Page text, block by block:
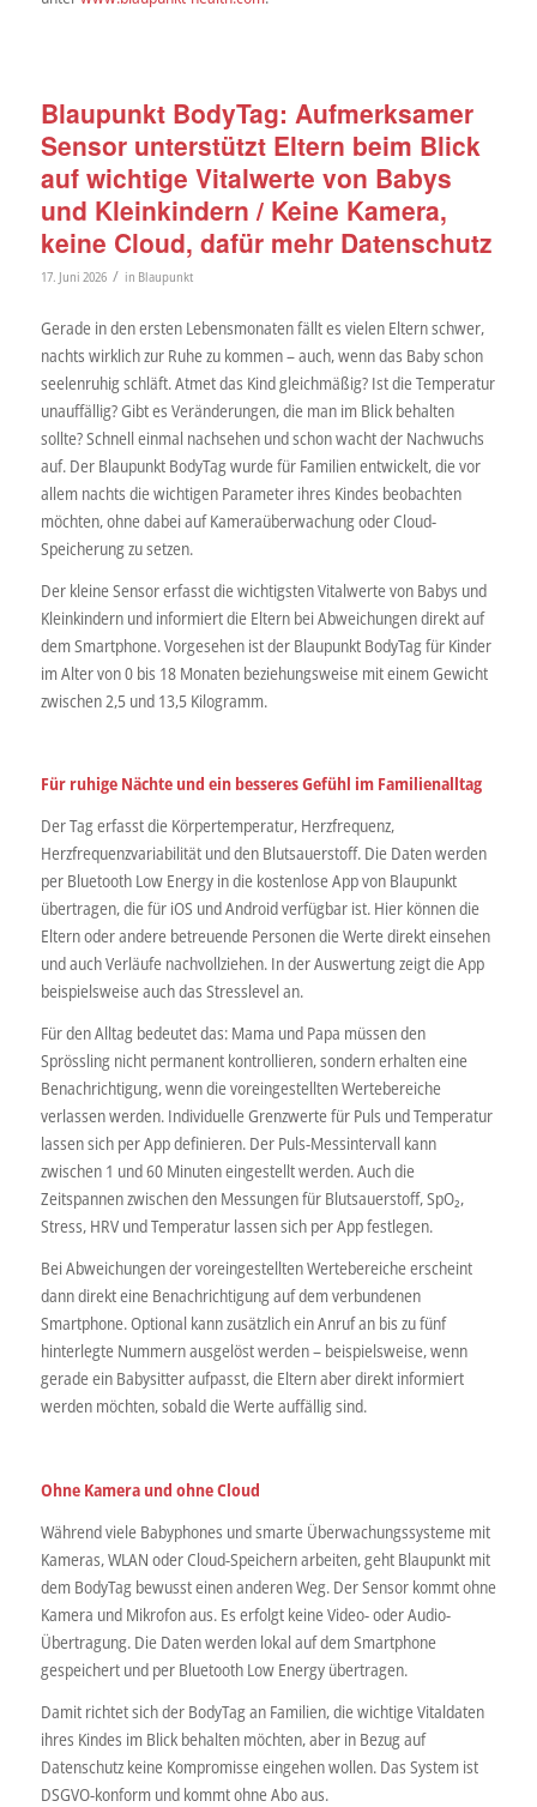
Blaupunkt BodyTag: Aufmerksamer
Sensor unterstützt Eltern beim Blick
auf wichtige Vitalwerte von Babys
und Kleinkindern / Keine Kamera,
keine Cloud, dafür mehr Datenschutz
17. Juni 2026 / in Blaupunkt
Gerade in den ersten Lebensmonaten fällt es vielen Eltern schwer,
nachts wirklich zur Ruhe zu kommen – auch, wenn das Baby schon
seelenruhig schläft. Atmet das Kind gleichmäßig? Ist die Temperatur
unauffällig? Gibt es Veränderungen, die man im Blick behalten
sollte? Schnell einmal nachsehen und schon wacht der Nachwuchs
auf. Der Blaupunkt BodyTag wurde für Familien entwickelt, die vor
allem nachts die wichtigen Parameter ihres Kindes beobachten
möchten, ohne dabei auf Kameraüberwachung oder Cloud-
Speicherung zu setzen.
Der kleine Sensor erfasst die wichtigsten Vitalwerte von Babys und
Kleinkindern und informiert die Eltern bei Abweichungen direkt auf
dem Smartphone. Vorgesehen ist der Blaupunkt BodyTag für Kinder
im Alter von 0 bis 18 Monaten beziehungsweise mit einem Gewicht
zwischen 2,5 und 13,5 Kilogramm.
Für ruhige Nächte und ein besseres Gefühl im Familienalltag
Der Tag erfasst die Körpertemperatur, Herzfrequenz,
Herzfrequenzvariabilität und den Blutsauerstoff. Die Daten werden
per Bluetooth Low Energy in die kostenlose App von Blaupunkt
übertragen, die für iOS und Android verfügbar ist. Hier können die
Eltern oder andere betreuende Personen die Werte direkt einsehen
und auch Verläufe nachvollziehen. In der Auswertung zeigt die App
beispielsweise auch das Stresslevel an.
Für den Alltag bedeutet das: Mama und Papa müssen den
Sprössling nicht permanent kontrollieren, sondern erhalten eine
Benachrichtigung, wenn die voreingestellten Wertebereiche
verlassen werden. Individuelle Grenzwerte für Puls und Temperatur
lassen sich per App definieren. Der Puls-Messintervall kann
zwischen 1 und 60 Minuten eingestellt werden. Auch die
Zeitspannen zwischen den Messungen für Blutsauerstoff, SpO₂,
Stress, HRV und Temperatur lassen sich per App festlegen.
Bei Abweichungen der voreingestellten Wertebereiche erscheint
dann direkt eine Benachrichtigung auf dem verbundenen
Smartphone. Optional kann zusätzlich ein Anruf an bis zu fünf
hinterlegte Nummern ausgelöst werden – beispielsweise, wenn
gerade ein Babysitter aufpasst, die Eltern aber direkt informiert
werden möchten, sobald die Werte auffällig sind.
Ohne Kamera und ohne Cloud
Während viele Babyphones und smarte Überwachungssysteme mit
Kameras, WLAN oder Cloud-Speichern arbeiten, geht Blaupunkt mit
dem BodyTag bewusst einen anderen Weg. Der Sensor kommt ohne
Kamera und Mikrofon aus. Es erfolgt keine Video- oder Audio-
Übertragung. Die Daten werden lokal auf dem Smartphone
gespeichert und per Bluetooth Low Energy übertragen.
Damit richtet sich der BodyTag an Familien, die wichtige Vitaldaten
ihres Kindes im Blick behalten möchten, aber in Bezug auf
Datenschutz keine Kompromisse eingehen wollen. Das System ist
DSGVO-konform und kommt ohne Abo aus.